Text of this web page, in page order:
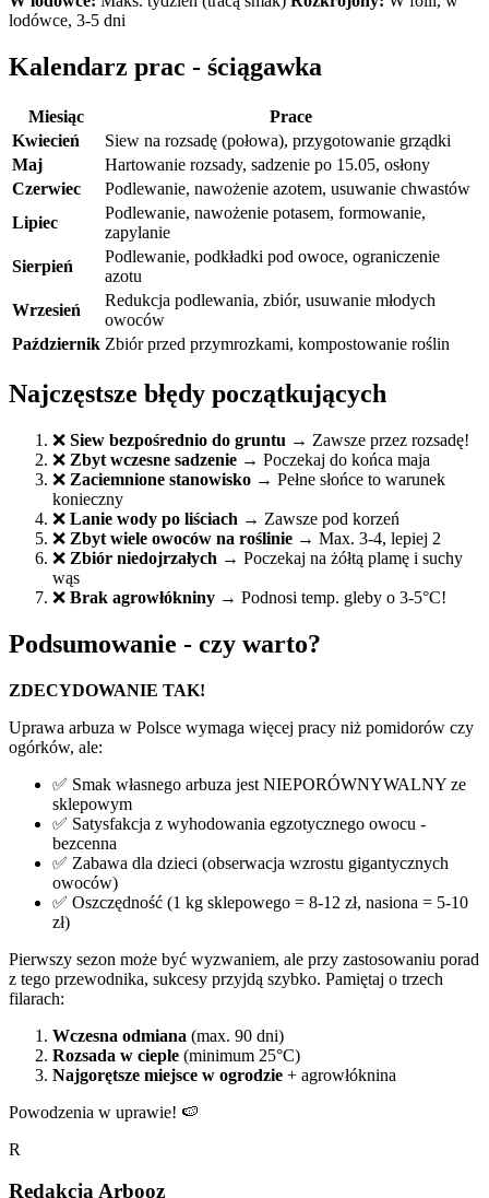
lodówce, 3-5 dni
Kalendarz prac - ściągawka
Miesiąc
Prace
Kwiecień
Siew na rozsadę (połowa), przygotowanie grządki
Maj
Hartowanie rozsady, sadzenie po 15.05, osłony
Czerwiec
Podlewanie, nawożenie azotem, usuwanie chwastów
Lipiec
Podlewanie, nawożenie potasem, formowanie,
zapylanie
Sierpień
Podlewanie, podkładki pod owoce, ograniczenie
azotu
Wrzesień
Redukcja podlewania, zbiór, usuwanie młodych
owoców
Październik Zbiór przed przymrozkami, kompostowanie roślin
Najczęstsze błędy początkujących
❌ Siew bezpośrednio do gruntu → Zawsze przez rozsadę!
❌ Zbyt wczesne sadzenie → Poczekaj do końca maja
❌ Zaciemnione stanowisko → Pełne słońce to warunek
konieczny
❌ Lanie wody po liściach → Zawsze pod korzeń
❌ Zbyt wiele owoców na roślinie → Max. 3-4, lepiej 2
❌ Zbiór niedojrzałych → Poczekaj na żółtą plamę i suchy
wąs
❌ Brak agrowłókniny → Podnosi temp. gleby o 3-5°C!
Podsumowanie - czy warto?
ZDECYDOWANIE TAK!
Uprawa arbuza w Polsce wymaga więcej pracy niż pomidorów czy
ogórków, ale:
✅ Smak własnego arbuza jest NIEPORÓWNYWALNY ze
sklepowym
✅ Satysfakcja z wyhodowania egzotycznego owocu -
bezcenna
✅ Zabawa dla dzieci (obserwacja wzrostu gigantycznych
owoców)
✅ Oszczędność (1 kg sklepowego = 8-12 zł, nasiona = 5-10
zł)
Pierwszy sezon może być wyzwaniem, ale przy zastosowaniu porad
z tego przewodnika, sukcesy przyjdą szybko. Pamiętaj o trzech
filarach:
Wczesna odmiana (max. 90 dni)
Rozsada w cieple (minimum 25°C)
Najgorętsze miejsce w ogrodzie + agrowłóknina
Powodzenia w uprawie! 🍉
R
Redakcja Arbooz